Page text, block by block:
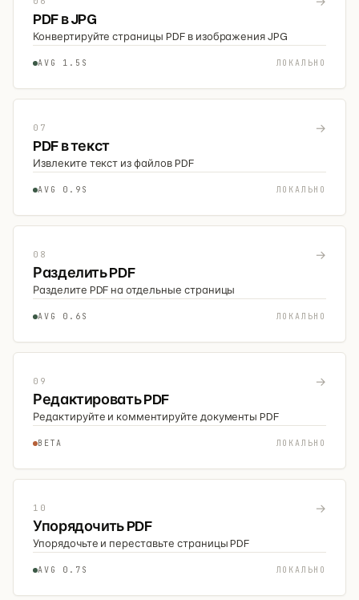
PDF в JPG
Конвертируйте страницы PDF в изображения JPG
AVG 1.5S ЛОКАЛЬНО
07 →
PDF в текст
Извлеките текст из файлов PDF
AVG 0.9S ЛОКАЛЬНО
08 →
Разделить PDF
Разделите PDF на отдельные страницы
AVG 0.6S ЛОКАЛЬНО
09 →
Редактировать PDF
Редактируйте и комментируйте документы PDF
BETA ЛОКАЛЬНО
10 →
Упорядочить PDF
Упорядочьте и переставьте страницы PDF
AVG 0.7S ЛОКАЛЬНО